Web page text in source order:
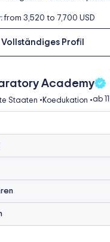
from 3,520 to 7,700 USD
Vollständiges Profil
Academy
Staaten • Koedukation •ab 11